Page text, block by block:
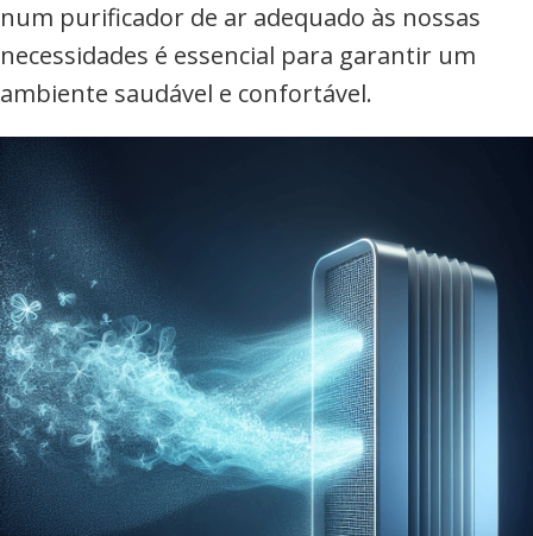
num purificador de ar adequado às nossas
necessidades é essencial para garantir um
ambiente saudável e confortável.